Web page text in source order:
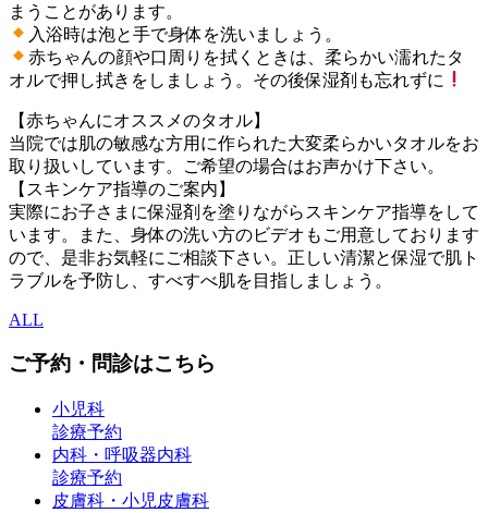
まうことがあります。
入浴時は泡と手で身体を洗いましょう。
赤ちゃんの顔や口周りを拭くときは、柔らかい濡れたタ
オルで押し拭きをしましょう。その後保湿剤も忘れずに
【赤ちゃんにオススメのタオル】
当院では肌の敏感な方用に作られた大変柔らかいタオルをお
取り扱いしています。ご希望の場合はお声かけ下さい。
【スキンケア指導のご案内】
実際にお子さまに保湿剤を塗りながらスキンケア指導をして
います。また、身体の洗い方のビデオもご用意しております
ので、是非お気軽にご相談下さい。正しい清潔と保湿で肌ト
ラブルを予防し、すべすべ肌を目指しましょう。
ALL
ご予約・問診はこちら
小児科
診療予約
内科・呼吸器内科
診療予約
皮膚科・小児皮膚科